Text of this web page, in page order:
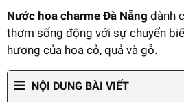
Nước hoa charme Đà Nẵng dành
thơm sống động với sự chuyển
hương của hoa cỏ, quả và gỗ.
NỘI DUNG BÀI VIẾT